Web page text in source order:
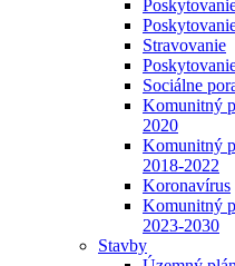
Stravovanie
Sociálne
Komunitný
2020
Komunitný
2018-2022
Koronavírus
Komunitný
2023-2030
Stavby